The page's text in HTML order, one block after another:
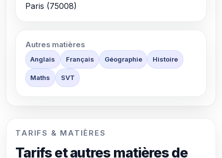
Paris (75008)
Autres matières
Anglais Français Géographie Histoire
Maths SVT
TARIFS & MATIÈRES
Tarifs et autres matières de